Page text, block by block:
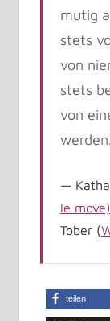
mutig
stets
von
stets
von
le move)
Tober (
teilen